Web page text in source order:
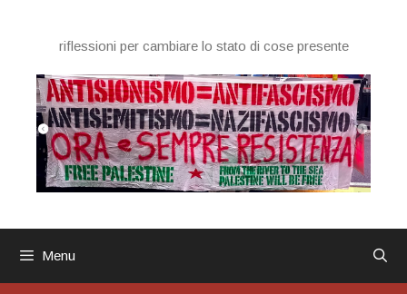
contenutoriflessioni per cambiare lo stato di cose presente
Menu